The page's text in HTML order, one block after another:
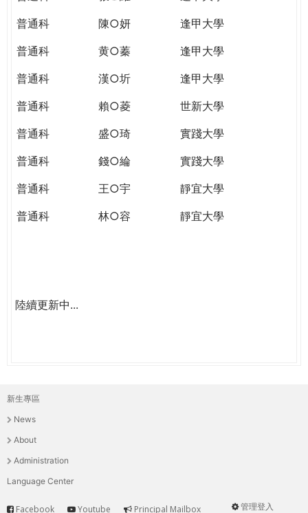
普通科
陳○妍
逢甲大學
普通科
黄○蓁
逢甲大學
普通科
漢○圻
逢甲大學
普通科
賴○菱
世新大學
普通科
盛○琦
實踐大學
普通科
錢○綸
實踐大學
普通科
王○宇
靜宜大學
普通科
林○容 靜宜大學
陸續更新中...
主
選
單
新生專區
News
About
Administration
Language Center
管理登入
Facebook Youtube Principal Mailbox